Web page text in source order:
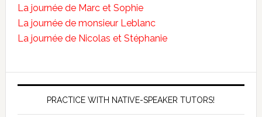
La journée de Marc et Sophie
La journée de monsieur Leblanc
La journée de Nicolas et Stéphanie
PRACTICE WITH NATIVE-SPEAKER TUTORS!